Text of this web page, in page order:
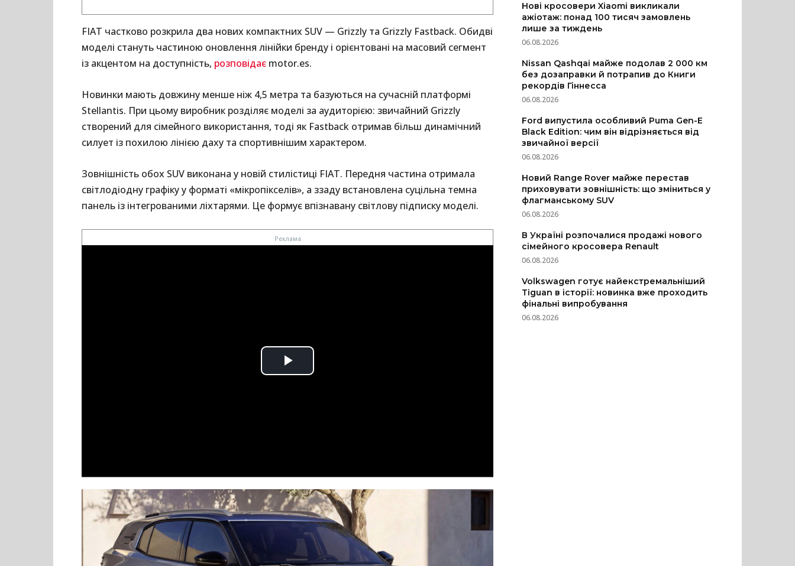
FIAT частково розкрила два нових компактних SUV — Grizzly та Grizzly Fastback. Обидві
моделі стануть частиною оновлення лінійки бренду і орієнтовані на масовий сегмент
із акцентом на доступність, розповідає motor.es.
Новинки мають довжину менше ніж 4,5 метра та базуються на сучасній платформі
Stellantis. При цьому виробник розділяє моделі за аудиторією: звичайний Grizzly
створений для сімейного використання, тоді як Fastback отримав більш динамічний
силует із похилою лінією даху та спортивнішим характером.
Зовнішність обох SUV виконана у новій стилістиці FIAT. Передня частина отримала
світлодіодну графіку у форматі «мікропікселів», а ззаду встановлена суцільна темна
панель із інтегрованими ліхтарями. Це формує впізнавану світлову підписку моделі.
Нові кросовери Xiaomi викликали
ажіотаж: понад 100 тисяч замовлень
лише за тиждень
06.08.2026
Nissan Qashqai майже подолав 2 000 км
без дозаправки й потрапив до Книги
рекордів Гіннесса
06.08.2026
Ford випустила особливий Puma Gen-E
Black Edition: чим він відрізняється від
звичайної версії
06.08.2026
Новий Range Rover майже перестав
приховувати зовнішність: що зміниться у
флагманському SUV
06.08.2026
В Україні розпочалися продажі нового
сімейного кросовера Renault
06.08.2026
Volkswagen готує найекстремальніший
Tiguan в історії: новинка вже проходить
фінальні випробування
06.08.2026